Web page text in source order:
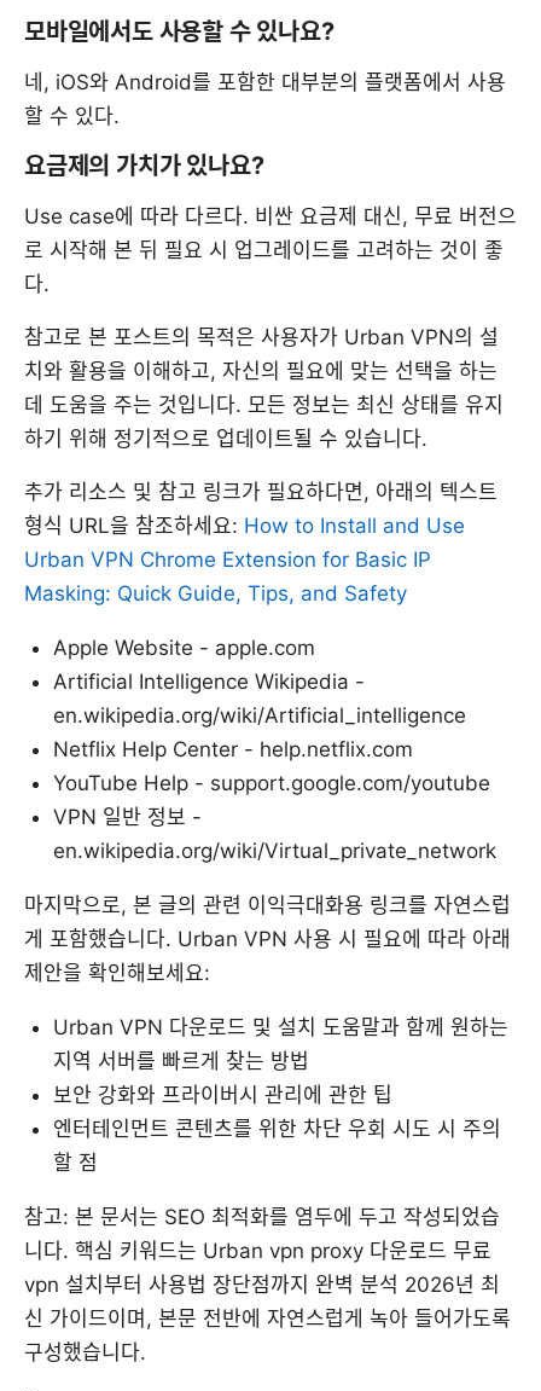
모바일에서도 사용할 수 있나요?
네, iOS와 Android를 포함한 대부분의 플랫폼에서 사용
할 수 있다.
요금제의 가치가 있나요?
Use case에 따라 다르다. 비싼 요금제 대신, 무료 버전으
로 시작해 본 뒤 필요 시 업그레이드를 고려하는 것이 좋
다.
참고로 본 포스트의 목적은 사용자가 Urban VPN의 설
치와 활용을 이해하고, 자신의 필요에 맞는 선택을 하는
데 도움을 주는 것입니다. 모든 정보는 최신 상태를 유지
하기 위해 정기적으로 업데이트될 수 있습니다.
추가 리소스 및 참고 링크가 필요하다면, 아래의 텍스트
형식 URL을 참조하세요: How to Install and Use
Urban VPN Chrome Extension for Basic IP
Masking: Quick Guide, Tips, and Safety
Apple Website - apple.com
Artificial Intelligence Wikipedia -
en.wikipedia.org/wiki/Artificial_intelligence
Netflix Help Center - help.netflix.com
YouTube Help - support.google.com/youtube
VPN 일반 정보 -
en.wikipedia.org/wiki/Virtual_private_network
마지막으로, 본 글의 관련 이익극대화용 링크를 자연스럽
게 포함했습니다. Urban VPN 사용 시 필요에 따라 아래
제안을 확인해보세요:
Urban VPN 다운로드 및 설치 도움말과 함께 원하는
지역 서버를 빠르게 찾는 방법
보안 강화와 프라이버시 관리에 관한 팁
엔터테인먼트 콘텐츠를 위한 차단 우회 시도 시 주의
할 점
참고: 본 문서는 SEO 최적화를 염두에 두고 작성되었습
니다. 핵심 키워드는 Urban vpn proxy 다운로드 무료
vpn 설치부터 사용법 장단점까지 완벽 분석 2026년 최
신 가이드이며, 본문 전반에 자연스럽게 녹아 들어가도록
구성했습니다.